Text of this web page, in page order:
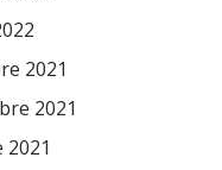
2021
2021